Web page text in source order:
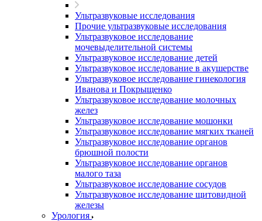
Ультразвуковые исследования
Прочие ультразвуковые исследования
Ультразвуковое исследование
мочевыделительной системы
Ультразвуковое исследование детей
Ультразвуковое исследование в акушерстве
Ультразвуковое исследование гинекология
Иванова и Покрыщенко
Ультразвуковое исследование молочных
желез
Ультразвуковое исследование мошонки
Ультразвуковое исследование мягких тканей
Ультразвуковое исследование органов
брюшной полости
Ультразвуковое исследование органов
малого таза
Ультразвуковое исследование сосудов
Ультразвуковое исследование щитовидной
железы
Урология